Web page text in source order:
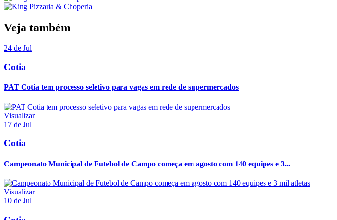
Veja também
24 de Jul
Cotia
PAT Cotia tem processo seletivo para vagas em rede de supermercados
Visualizar
17 de Jul
Cotia
Campeonato Municipal de Futebol de Campo começa em agosto com 140 equipes e 3...
Visualizar
10 de Jul